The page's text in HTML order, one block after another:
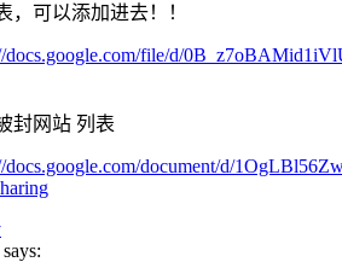
，可以添加进去！！
docs.google.com/file/d/
封网站 列表
docs.google.com/document/d/
says: